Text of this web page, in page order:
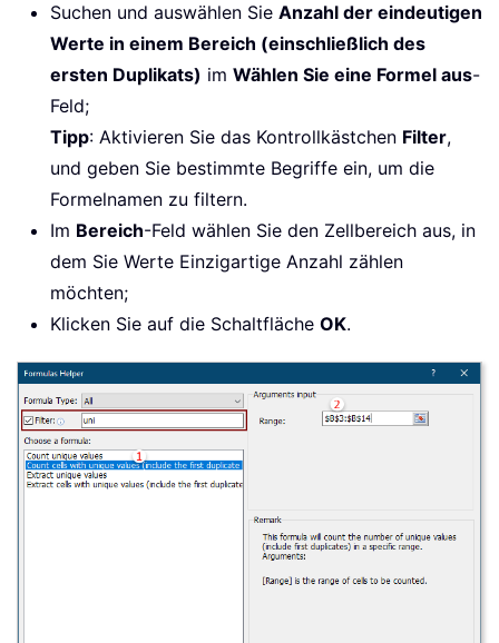
Suchen und auswählen Sie Anzahl der eindeutigen
Werte in einem Bereich (einschließlich des
ersten Duplikats) im Wählen Sie eine Formel aus-
Feld;
Tipp: Aktivieren Sie das Kontrollkästchen Filter,
und geben Sie bestimmte Begriffe ein, um die
Formelnamen zu filtern.
Im Bereich-Feld wählen Sie den Zellbereich aus, in
dem Sie Werte Einzigartige Anzahl zählen
möchten;
Klicken Sie auf die Schaltfläche OK.